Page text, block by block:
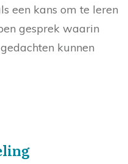
een kans om te leren
gesprek waarin
kunnen